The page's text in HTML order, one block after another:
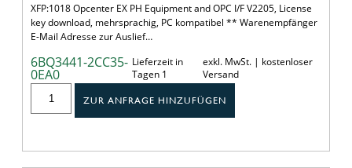
XFP:1018 Opcenter EX PH Equipment and OPC I/F V2205, License
key download, mehrsprachig, PC kompatibel ** Warenempfänger
E-Mail Adresse zur Auslief…
6BQ3441-2CC35-
0EA0
Lieferzeit in
Tagen 1
exkl. MwSt. | kostenloser
Versand
ZUR ANFRAGE HINZUFÜGEN